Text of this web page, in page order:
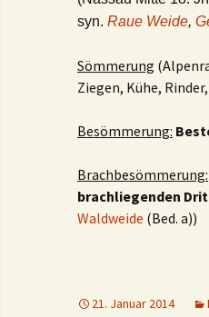
syn. Raue Weide,
Sömmerung
Ziegen, Kühe,
Besömmerung:
Brachbesömmerung:
brachliegenden
Waldweide (Bed. a))
21. Januar 2014